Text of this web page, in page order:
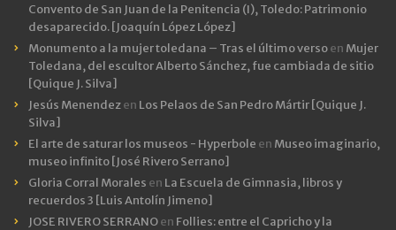
Convento de San Juan de la Penitencia (I), Toledo: Patrimonio
desaparecido. [Joaquín López López]
Monumento a la mujer toledana – Tras el último versoen Mujer
Toledana, del escultor Alberto Sánchez, fue cambiada de sitio
[Quique J. Silva]
Jesús Menendezen Los Pelaos de San Pedro Mártir [Quique J.
Silva]
El arte de saturar los museos - Hyperbole en Museo imaginario,
museo infinito [José Rivero Serrano]
Gloria Corral Morales en La Escuela de Gimnasia, libros y
recuerdos 3 [Luis Antolín Jimeno]
JOSE RIVERO SERRANOen Follies: entre el Capricho y la